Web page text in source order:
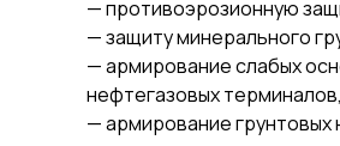
— противоэрозионную
— защиту минерального
— армирование слабых
нефтегазовых
— армирование грунтовых